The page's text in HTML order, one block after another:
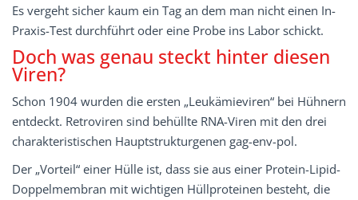
Es vergeht sicher kaum ein Tag an dem man nicht einen In-
Praxis-Test durchführt oder eine Probe ins Labor schickt.
Doch was genau steckt hinter diesen
Viren?
Schon 1904 wurden die ersten „Leukämieviren“ bei Hühnern
entdeckt. Retroviren sind behüllte RNA-Viren mit den drei
charakteristischen Hauptstrukturgenen gag-env-pol.
Der „Vorteil“ einer Hülle ist, dass sie aus einer Protein-Lipid-
Doppelmembran mit wichtigen Hüllproteinen besteht, die